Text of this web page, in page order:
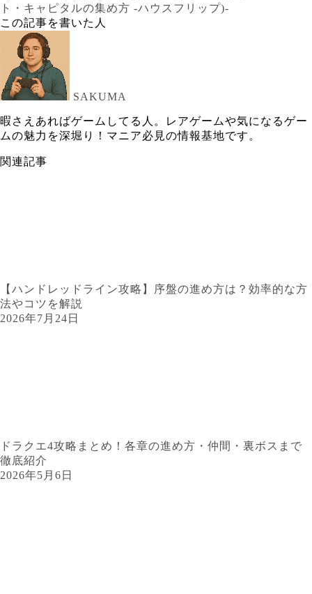
ト・キャピタルの集め方 -ハウスフリップ)-
この記事を書いた人
SAKUMA
暇さえあればゲームしてる人。レアゲームや気になるゲー
ムの魅力を深堀り！マニア必見の情報基地です。
関連記事
【ハンドレッドライン攻略】序盤の進め方は？効率的な方
法やコツを解説
2026年7月24日
ドラクエ4攻略まとめ！各章の進め方・仲間・裏ボスまで
徹底紹介
2026年5月6日